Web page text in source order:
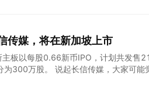
我的意思是每个运行 Oracle
传媒，将在新加坡上市
板以每股0.66新币IPO，计划共发售
300万股。 说起长信传媒，大家可能